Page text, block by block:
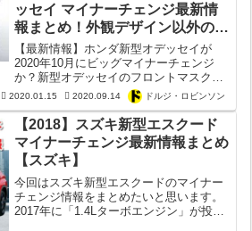
ッセイ マイナーチェンジ最新情
報まとめ！外観デザイン以外の変
更点は？内装がヤバい？
【最新情報】ホンダ新型オデッセイが
2020年10月にビッグマイナーチェンジ
か？新型オデッセイのフロントマスクが
「アルファード風」に変化？新型オデッ
セイのマイナーチェンジ最新情報を徹底
解説！
2020.01.15 2020.09.14 ドルジ・ロビンソン
【2018】スズキ新型エスクード
マイナーチェンジ最新情報まとめ
【スズキ】
今回はスズキ新型エスクードのマイナー
チェンジ情報をまとめたいと思います。
2017年に「1.4Lターボエンジン」が投入